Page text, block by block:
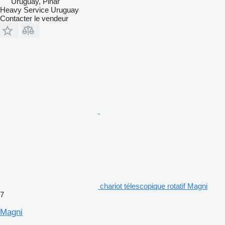
Heavy Service Uruguay
Contacter le vendeur
chariot télescopique rotatif Magni
7
Magni